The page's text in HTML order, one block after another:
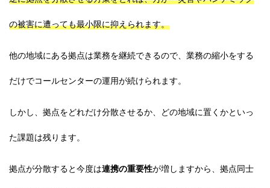
の被害に遭っても最小限に抑えられます。
他の地域にある拠点は業務を継続できるので、業務の縮小をする
だけでコールセンターの運用が続けられます。
しかし、拠点をどれだけ分散させるか、どの地域に置くかといっ
た課題は残ります。
拠点が分散すると今度は連携の重要性が増しますから、拠点同士